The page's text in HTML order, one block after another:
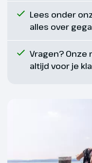
Na
en
Lees onder
alles over
Vragen?
altijd voor je